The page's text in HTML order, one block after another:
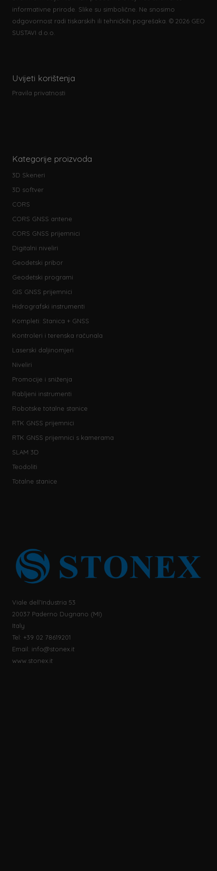
informativne prirode. Slike su simbolične. Ne snosimo
odgovornost radi tiskarskih ili tehničkih pogrešaka. © 2026 GEO
SUSTAVI d.o.o.
Uvijeti korištenja
Pravila privatnosti
Kategorije proizvoda
3D Skeneri
3D softver
CORS
CORS GNSS antene
CORS GNSS prijemnici
Digitalni niveliri
Geodetski pribor
Geodetski programi
GIS GNSS prijemnici
Hidrografski instrumenti
Kompleti: Stanica + GNSS
Kontroleri i terenska računala
Laserski daljinomjeri
Niveliri
Promocije i sniženja
Rabljeni instrumenti
Robotske totalne stanice
RTK GNSS prijemnici
RTK GNSS prijemnici s kamerama
SLAM 3D
Teodoliti
Totalne stanice
Viale dell’Industria 53
20037 Paderno Dugnano (MI)
Italy
Tel: +39 02 78619201
Email: info@stonex.it
www.stonex.it